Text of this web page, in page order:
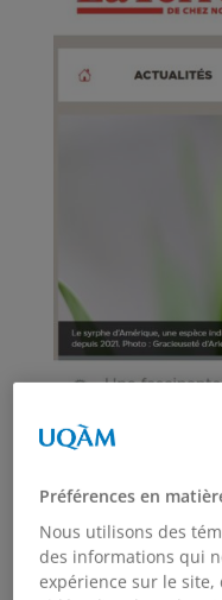
Préférences en
Nous utilisons des
des informations qui
expérience sur le site,